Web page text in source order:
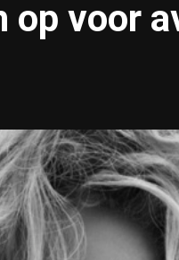
op voor
Taylor
Kelce
1 month